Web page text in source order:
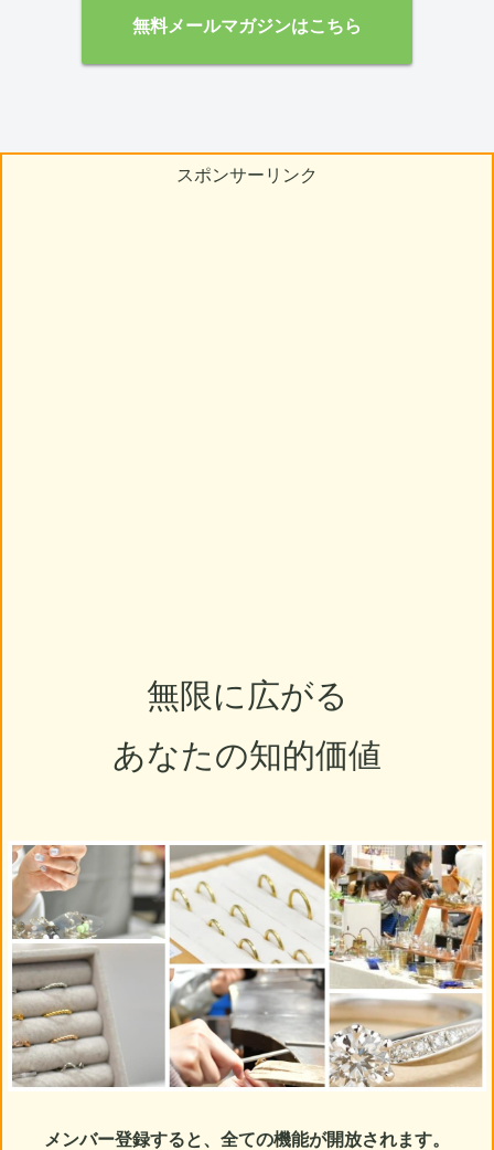
無料メールマガジンはこちら
スポンサーリンク
無限に広がる
あなたの知的価値
メンバー登録すると、全ての機能が開放されます。